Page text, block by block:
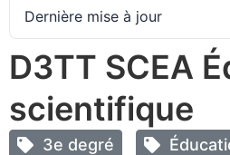
Dernière mise à jour
D3TT SCEA
scientifique
3e degré